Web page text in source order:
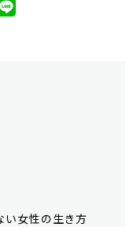
い女性の生き方